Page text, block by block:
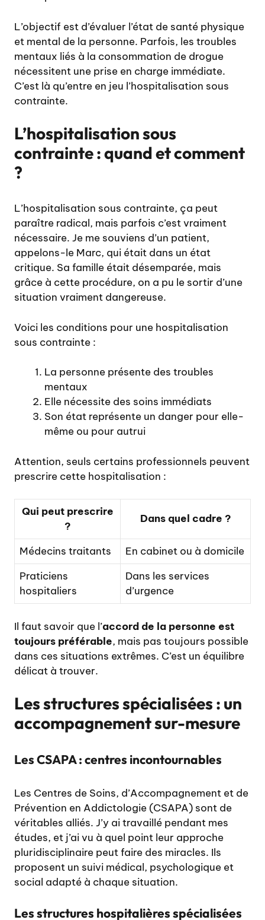
L’objectif est d’évaluer l’état de santé physique
et mental de la personne. Parfois, les troubles
mentaux liés à la consommation de drogue
nécessitent une prise en charge immédiate.
C’est là qu’entre en jeu l’hospitalisation sous
contrainte.
L’hospitalisation sous
contrainte : quand et comment
?
L’hospitalisation sous contrainte, ça peut
paraître radical, mais parfois c’est vraiment
nécessaire. Je me souviens d’un patient,
appelons-le Marc, qui était dans un état
critique. Sa famille était désemparée, mais
grâce à cette procédure, on a pu le sortir d’une
situation vraiment dangereuse.
Voici les conditions pour une hospitalisation
sous contrainte :
La personne présente des troubles
mentaux
Elle nécessite des soins immédiats
Son état représente un danger pour elle-
même ou pour autrui
Attention, seuls certains professionnels peuvent
prescrire cette hospitalisation :
Qui peut prescrire
?
Dans quel cadre ?
Médecins traitants
En cabinet ou à domicile
Praticiens
hospitaliers
Dans les services
d’urgence
Il faut savoir que l’accord de la personne est
toujours préférable, mais pas toujours possible
dans ces situations extrêmes. C’est un équilibre
délicat à trouver.
Les structures spécialisées : un
accompagnement sur-mesure
Les CSAPA : centres incontournables
Les Centres de Soins, d’Accompagnement et de
Prévention en Addictologie (CSAPA) sont de
véritables alliés. J’y ai travaillé pendant mes
études, et j’ai vu à quel point leur approche
pluridisciplinaire peut faire des miracles. Ils
proposent un suivi médical, psychologique et
social adapté à chaque situation.
Les structures hospitalières spécialisées